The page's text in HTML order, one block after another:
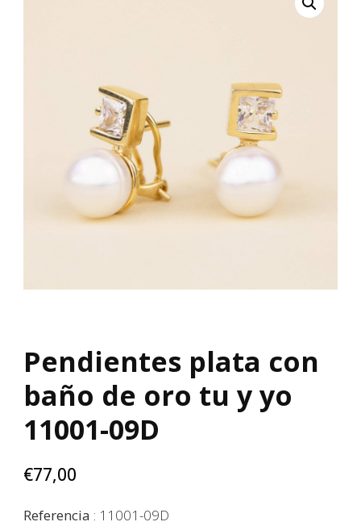
Pendientes plata con
baño de oro tu y yo
11001-09D
€77,00
Referencia : 11001-09D